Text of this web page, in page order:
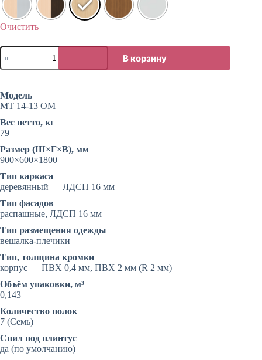
Очистить
Количество
товара
Шкаф
комбинированный
В корзину
Модель
МТ 14-13 ОМ
Вес нетто, кг
79
Размер (Ш×Г×В), мм
900×600×1800
Тип каркаса
деревянный — ЛДСП 16 мм
Тип фасадов
распашные, ЛДСП 16 мм
Тип размещения одежды
вешалка-плечики
Тип, толщина кромки
корпус — ПВХ 0,4 мм, ПВХ 2 мм (R 2 мм)
Объём упаковки, м³
0,143
Количество полок
7 (Семь)
Спил под плинтус
да (по умолчанию)